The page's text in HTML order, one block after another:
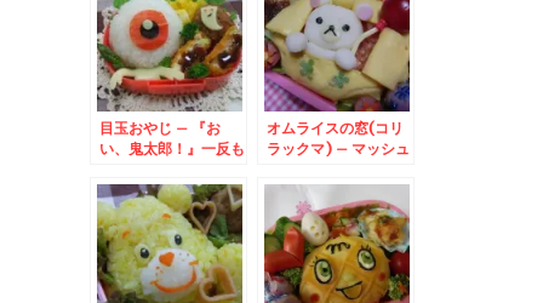
目玉おやじ – 『お
い、鬼太郎！』一反も
オムライスの窓(コリ
ラックマ) – マッシュ
でキイロイトリも♪